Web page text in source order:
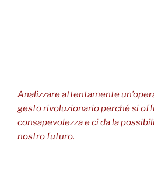
Analizzare attentamente
gesto rivoluzionario perché si
consapevolezza e ci da la
nostro futuro.